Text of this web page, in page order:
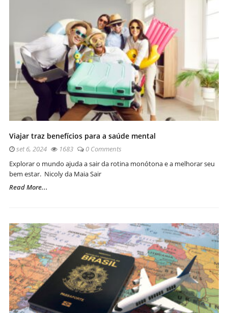
Viajar traz benefícios para a saúde mental
set 6, 2024 1683
0 Comments
Explorar o mundo ajuda a sair da rotina monótona e a melhorar seu
bem estar. Nicoly da Maia Sair
Read More...